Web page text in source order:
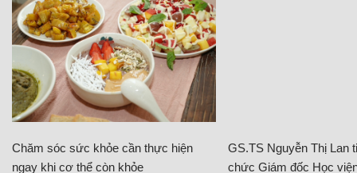
Chăm sóc sức khỏe cần thực hiện
ngay khi cơ thể còn khỏe
GS.TS Nguyễn Thị Lan
chức Giám đốc Học